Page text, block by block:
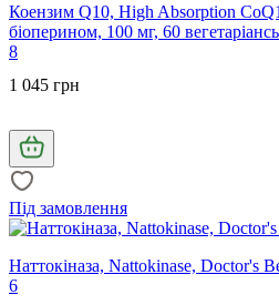
Коензим Q10, High Absorption
біоперином, 100 мг, 60
8
1 045 грн
Під замовлення
Наттокіназа, Nattokinase, Doctor's
6